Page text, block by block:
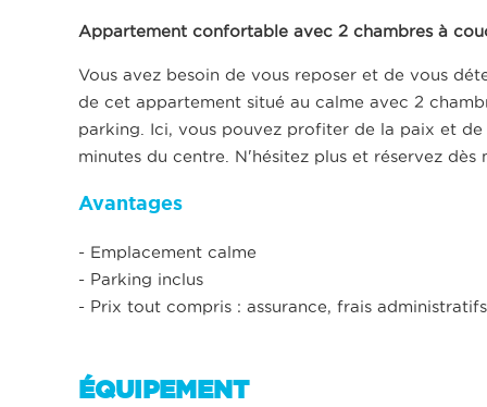
Appartement confortable avec 2 chambres à
Vous avez besoin de vous reposer et de vous
de cet appartement situé au calme avec 2
parking. Ici, vous pouvez profiter de la paix et
minutes du centre. N'hésitez plus et réservez dès
Avantages
- Emplacement calme
- Parking inclus
- Prix tout compris : assurance, frais
ÉQUIPEMENT